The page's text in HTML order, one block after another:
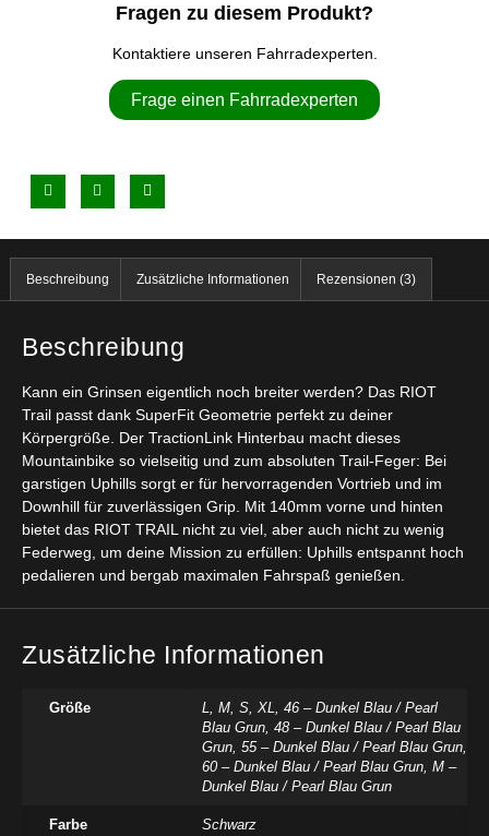
Fragen zu diesem Produkt?
Kontaktiere unseren Fahrradexperten.
Frage einen Fahrradexperten
Beschreibung Zusätzliche Informationen Rezensionen (3)
Beschreibung
Kann ein Grinsen eigentlich noch breiter werden? Das RIOT
Trail passt dank SuperFit Geometrie perfekt zu deiner
Körpergröße. Der TractionLink Hinterbau macht dieses
Mountainbike so vielseitig und zum absoluten Trail-Feger: Bei
garstigen Uphills sorgt er für hervorragenden Vortrieb und im
Downhill für zuverlässigen Grip. Mit 140mm vorne und hinten
bietet das RIOT TRAIL nicht zu viel, aber auch nicht zu wenig
Federweg, um deine Mission zu erfüllen: Uphills entspannt hoch
pedalieren und bergab maximalen Fahrspaß genießen.
Zusätzliche Informationen
Größe L, M, S, XL, 46 – Dunkel Blau / Pearl
Blau Grun, 48 – Dunkel Blau / Pearl Blau
Grun, 55 – Dunkel Blau / Pearl Blau Grun,
60 – Dunkel Blau / Pearl Blau Grun, M –
Dunkel Blau / Pearl Blau Grun
Farbe Schwarz